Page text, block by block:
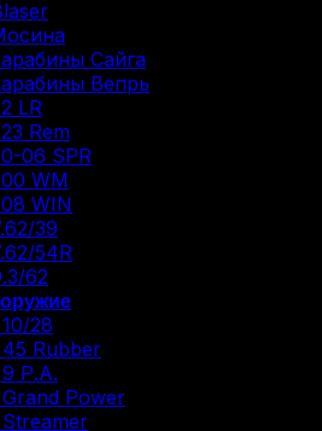
Сайга
Вепрь
LR
Rem
06 SPR
WM
WIN
39
54R
62
28
Rubber
Р.А.
Power